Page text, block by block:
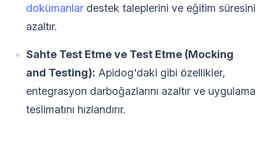
dokümanlar destek taleplerini ve eğitim süresini
azaltır.
Sahte Test Etme ve Test Etme (Mocking
and Testing): Apidog'daki gibi özellikler,
entegrasyon darboğazlarını azaltır ve uygulama
teslimatını hızlandırır.